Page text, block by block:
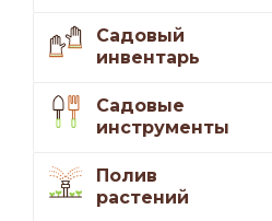
Садовый
инвентарь
Садовые
инструменты
Полив
растений